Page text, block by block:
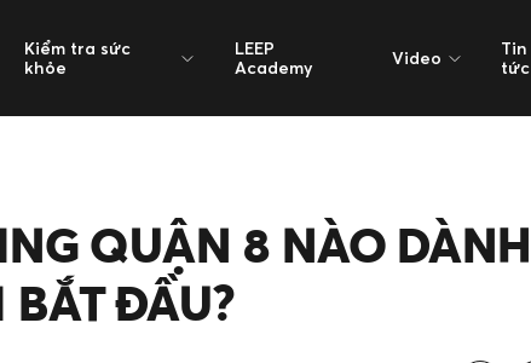
Kiểm tra sức
khỏe
LEEP
Academy
Video
Tin
tức
QUẬN 8 NÀO DÀNH
ĐẦU?